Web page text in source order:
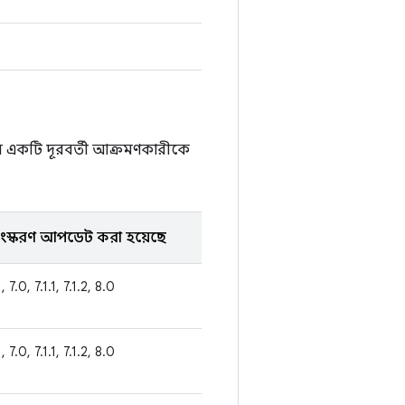
একটি দূরবর্তী আক্রমণকারীকে
আপডেট করা হয়েছে
7.0, 7.1.1, 7.1.2, 8.0
7.0, 7.1.1, 7.1.2, 8.0